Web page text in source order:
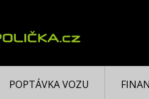
POPTÁVKA VOZU